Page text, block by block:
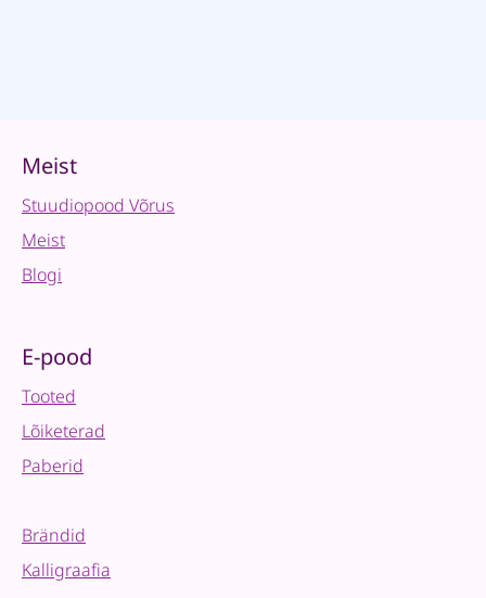
Meist
Stuudiopood Võrus
Meist
Blogi
E-pood
Tooted
Lõiketerad
Paberid
Brändid
Kalligraafia